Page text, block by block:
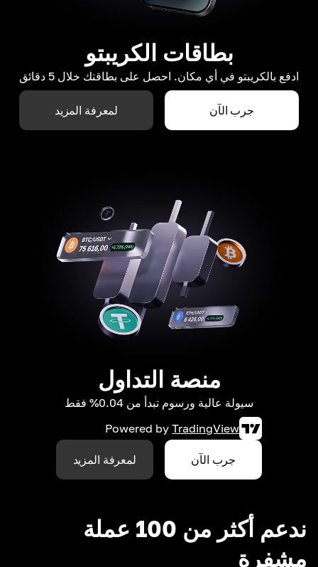
بطاقات الكريبتو
ادفع بالكريبتو في أي مكان. احصل على بطاقتك خلال 5 دقائق
جرب الآن لمعرفة المزيد
منصة التداول
سيولة عالية ورسوم تبدأ من 0.04% فقط
Powered by TradingView
جرب الآن لمعرفة المزيد
ندعم أكثر من 100 عملة
مشفرة